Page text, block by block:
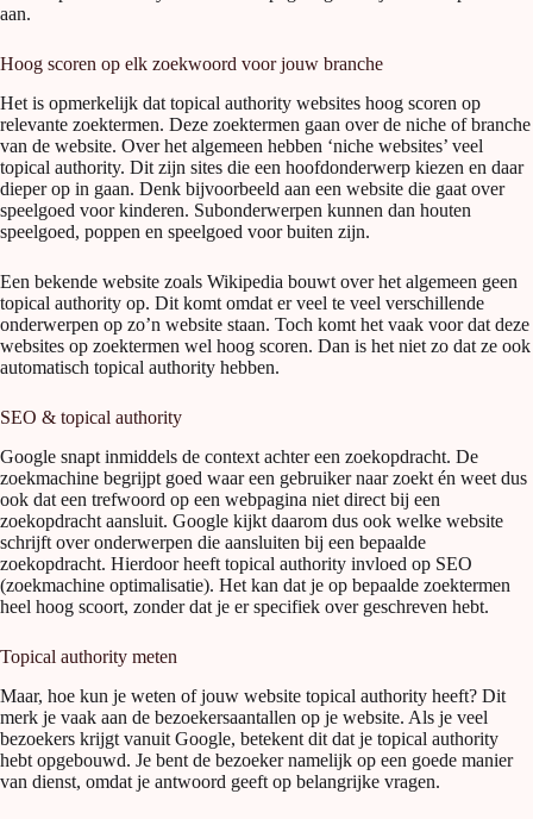
aan.
Hoog scoren op elk zoekwoord voor jouw branche
Het is opmerkelijk dat topical authority websites hoog scoren op
relevante zoektermen. Deze zoektermen gaan over de niche of branche
van de website. Over het algemeen hebben ‘niche websites’ veel
topical authority. Dit zijn sites die een hoofdonderwerp kiezen en daar
dieper op in gaan. Denk bijvoorbeeld aan een website die gaat over
speelgoed voor kinderen. Subonderwerpen kunnen dan houten
speelgoed, poppen en speelgoed voor buiten zijn.
Een bekende website zoals Wikipedia bouwt over het algemeen geen
topical authority op. Dit komt omdat er veel te veel verschillende
onderwerpen op zo’n website staan. Toch komt het vaak voor dat deze
websites op zoektermen wel hoog scoren. Dan is het niet zo dat ze ook
automatisch topical authority hebben.
SEO & topical authority
Google snapt inmiddels de context achter een zoekopdracht. De
zoekmachine begrijpt goed waar een gebruiker naar zoekt én weet dus
ook dat een trefwoord op een webpagina niet direct bij een
zoekopdracht aansluit. Google kijkt daarom dus ook welke website
schrijft over onderwerpen die aansluiten bij een bepaalde
zoekopdracht. Hierdoor heeft topical authority invloed op SEO
(zoekmachine optimalisatie). Het kan dat je op bepaalde zoektermen
heel hoog scoort, zonder dat je er specifiek over geschreven hebt.
Topical authority meten
Maar, hoe kun je weten of jouw website topical authority heeft? Dit
merk je vaak aan de bezoekersaantallen op je website. Als je veel
bezoekers krijgt vanuit Google, betekent dit dat je topical authority
hebt opgebouwd. Je bent de bezoeker namelijk op een goede manier
van dienst, omdat je antwoord geeft op belangrijke vragen.